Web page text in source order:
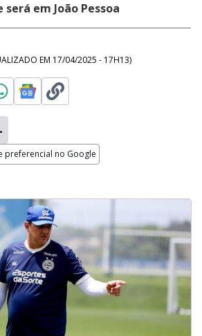
em João Pessoa
EM 17/04/2025 - 17H13)
preferencial no Google